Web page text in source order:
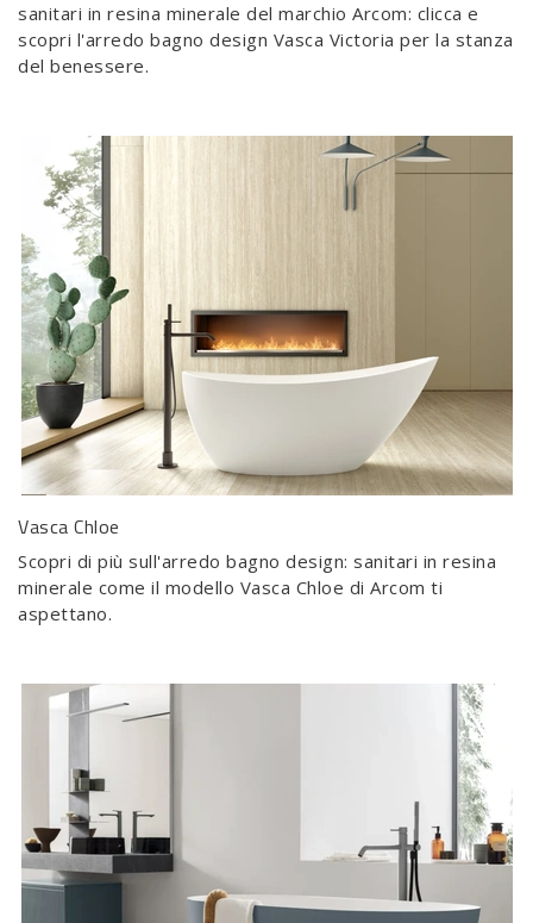
sanitari in resina minerale del marchio Arcom: clicca e
scopri l'arredo bagno design Vasca Victoria per la stanza
del benessere.
Vasca Chloe
Scopri di più sull'arredo bagno design: sanitari in resina
minerale come il modello Vasca Chloe di Arcom ti
aspettano.